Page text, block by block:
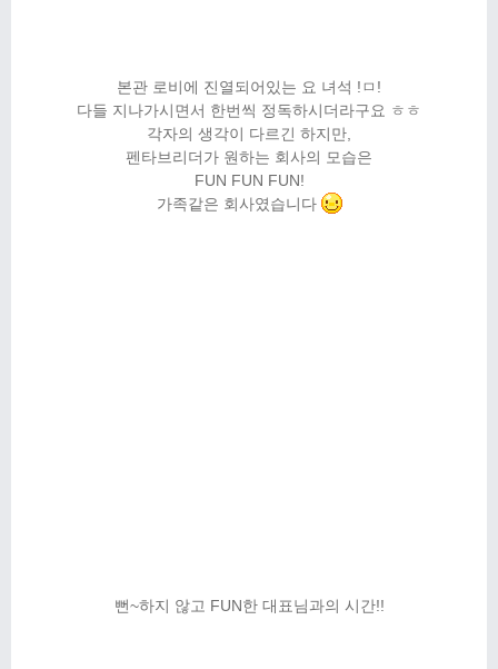
본관 로비에 진열되어있는 요 녀석 !ㅁ!
다들 지나가시면서 한번씩 정독하시더라구요 ㅎㅎ
각자의 생각이 다르긴 하지만,
펜타브리더가 원하는 회사의 모습은
FUN FUN FUN!
가족같은 회사였습니다
뻔~하지 않고 FUN한 대표님과의 시간!!